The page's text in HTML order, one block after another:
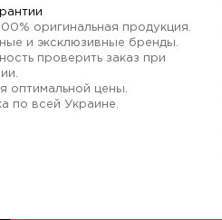
оригинальная продукция.
и эксклюзивные бренды.
проверить заказ при
оптимальной цены.
по всей Украине.